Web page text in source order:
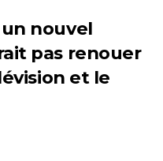
nouvel
pas renouer
et le